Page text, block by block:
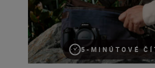
5-MINÚTOVÉ